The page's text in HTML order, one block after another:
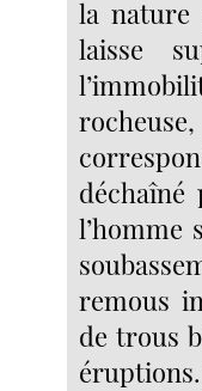
la nature
laisse
l’homme
remous
de trous
éruptions.